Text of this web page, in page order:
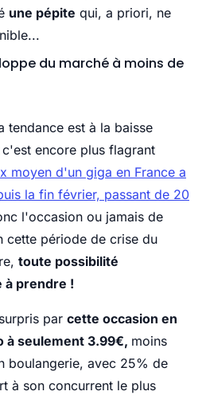
une pépite qui, a priori, ne
du marché à moins de
tendance est à la baisse
encore plus flagrant
moyen d'un giga en France a
la fin février, passant de 20
l'occasion ou jamais de
cette période de crise du
toute possibilité
à prendre !
par cette occasion en
à seulement 3.99€, moins
boulangerie, avec 25% de
à son concurrent le plus